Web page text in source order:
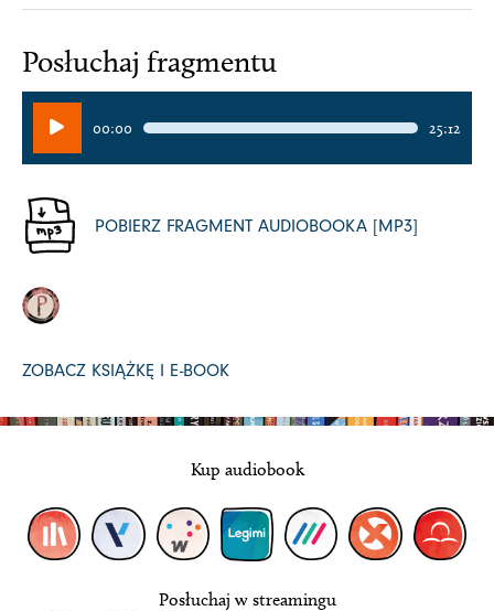
Posłuchaj fragmentu
Odtwarzacz
plików
dźwiękowych
00:00 25:12
POBIERZ FRAGMENT AUDIOBOOKA [MP3]
ZOBACZ KSIĄŻKĘ I E-BOOK
Kup audiobook
Posłuchaj w streamingu